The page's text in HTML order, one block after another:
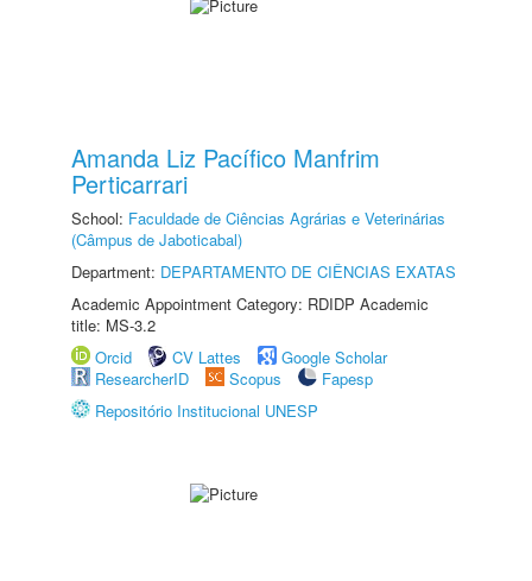
Amanda Liz Pacífico Manfrim
Perticarrari
School: Faculdade de Ciências Agrárias e Veterinárias
(Câmpus de Jaboticabal)
Department: DEPARTAMENTO DE CIÊNCIAS EXATAS
Academic Appointment Category: RDIDP Academic
title: MS-3.2
Orcid
CV Lattes
Google Scholar
ResearcherID
Scopus
Fapesp
Repositório Institucional UNESP